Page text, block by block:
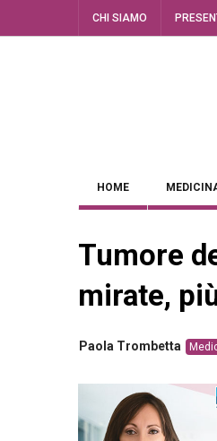
CHI SIAMO
HOME
Tumore
mirate,
Paola Trombetta